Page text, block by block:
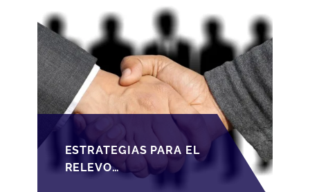
ESTRATEGIAS PARA EL
RELEVO
GENERACIONAL EN